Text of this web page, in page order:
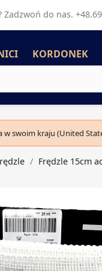
Zadzwoń do nas.
KORDONEK
w swoim kraju (United
Frędzle 15cm